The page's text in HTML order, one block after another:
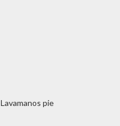
Lavamanos pie